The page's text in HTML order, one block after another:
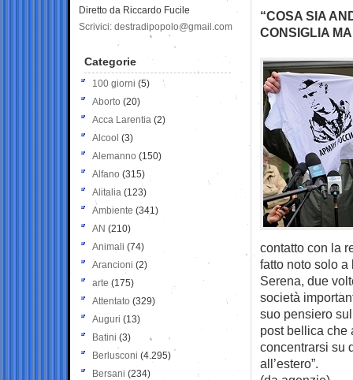
“COSA SIA
CONSIGLIA
contatto con la
fatto noto solo a
Serena, due
società
suo pensiero
post bellica che
concentrarsi su
all’estero”.
Diretto da Riccardo Fucile
Scrivici: destradipopolo@gmail.com
Categorie
100 giorni (5)
Aborto (20)
Acca Larentia (2)
Alcool (3)
Alemanno (150)
Alfano (315)
Alitalia (123)
Ambiente (341)
AN (210)
Animali (74)
Arancioni (2)
arte (175)
Attentato (329)
Auguri (13)
Batini (3)
Berlusconi (4.295)
Bersani (234)